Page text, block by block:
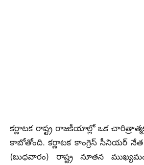
కర్ణాటక రాష్ట్ర రాజకీయాల్లో ఒక
కాబోతోంది. కర్ణాటక కాంగ్రెస్ సీనియర్
(బుధవారం) రాష్ట్ర నూతన